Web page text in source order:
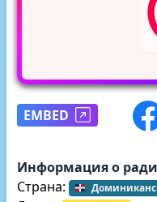
EMBED
Информация о
Страна: